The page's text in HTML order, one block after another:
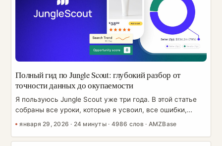
капитал в неликвидных запасах и сделать
восстановление мучительно медленным. [Требует
Полный гид по Jungle Scout: глубокий разбор от
точности данных до окупаемости
Я пользуюсь Jungle Scout уже три года. В этой статье
собраны все уроки, которые я усвоил, все ошибки,
которые совершил, и всё, что вам нужно знать перед
Как на самом деле получить с него отдачу? К концу
января 29, 2026 · 24 минуты· 4986 слов· AMZBase